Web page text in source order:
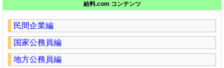
給料.com コンテンツ
民間企業編
国家公務員編
地方公務員編